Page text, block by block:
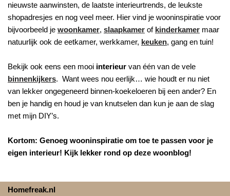
nieuwste aanwinsten, de laatste interieurtrends, de leukste
shopadresjes en nog veel meer. Hier vind je wooninspiratie voor
bijvoorbeeld je woonkamer, slaapkamer of kinderkamer maar
natuurlijk ook de eetkamer, werkkamer, keuken, gang en tuin!
Bekijk ook eens een mooi interieur van één van de vele
binnenkijkers. Want wees nou eerlijk… wie houdt er nu niet
van lekker ongegeneerd binnen-koekeloeren bij een ander? En
ben je handig en houd je van knutselen dan kun je aan de slag
met mijn DIY’s.
Kortom: Genoeg wooninspiratie om toe te passen voor je
eigen interieur! Kijk lekker rond op deze woonblog!
Homefreak.nl